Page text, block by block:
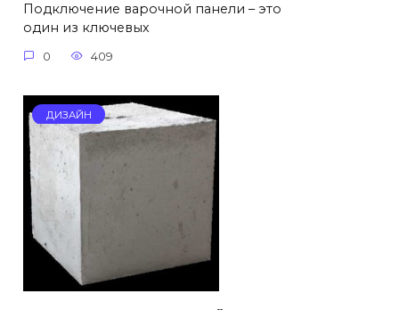
Подключение варочной панели – это
один из ключевых
0 409
ДИЗАЙН